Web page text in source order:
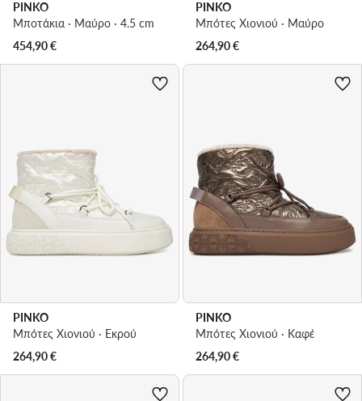
PINKO
Μποτάκια · Μαύρο · 4.5 cm
454,90€
PINKO
Μπότες Χιονιού · Μαύρο
264,90€
PINKO
Μπότες Χιονιού · Εκρού
264,90€
PINKO
Μπότες Χιονιού · Καφέ
264,90€